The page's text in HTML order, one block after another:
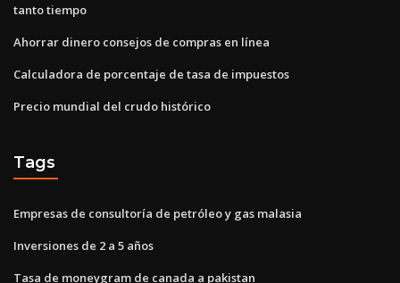
tanto tiempo
Ahorrar dinero consejos de compras en línea
Calculadora de porcentaje de tasa de impuestos
Precio mundial del crudo histórico
Tags
Empresas de consultoría de petróleo y gas malasia
Inversiones de 2 a 5 años
Tasa de moneygram de canada a pakistan